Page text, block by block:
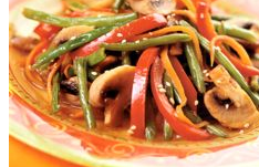
гороха и манки
Макароны с
тыквой